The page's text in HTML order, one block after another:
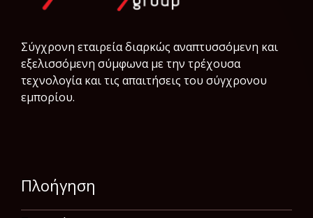
Σύγχρονη εταιρεία διαρκώς αναπτυσσόμενη και
εξελισσόμενη σύμφωνα µε την τρέχουσα
τεχνολογία και τις απαιτήσεις του σύγχρονου
εμπορίου.
Πλοήγηση